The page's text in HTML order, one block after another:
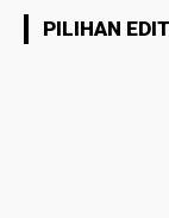
PILIHAN